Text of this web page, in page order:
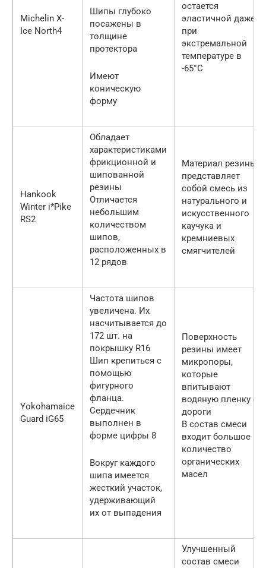
Michelin X-
Ice North4
Шипы глубоко
посажены в
толщине
протектора
Имеют
коническую
форму
остается
эластичной даже
при
экстремальной
температуре в
-65°C
Hankook
Winter i*Pike
RS2
Обладает
характеристиками
фрикционной и
шипованной
резины
Отличается
небольшим
количеством
шипов,
расположенных в
12 рядов
Материал резины
представляет
собой смесь из
натурального и
искусственного
каучука и
кремниевых
смягчителей
Yokohamaice
Guard iG65
Частота шипов
увеличена. Их
насчитывается до
172 шт. на
покрышку R16
Шип крепиться с
помощью
фигурного
фланца.
Сердечник
выполнен в
форме цифры 8
Вокруг каждого
шипа имеется
жесткий участок,
удерживающий
их от выпадения
Поверхность
резины имеет
микропоры,
которые
впитывают
водяную пленку с
дороги
В состав смеси
входит большое
количество
органических
масел
Улучшенный
состав смеси